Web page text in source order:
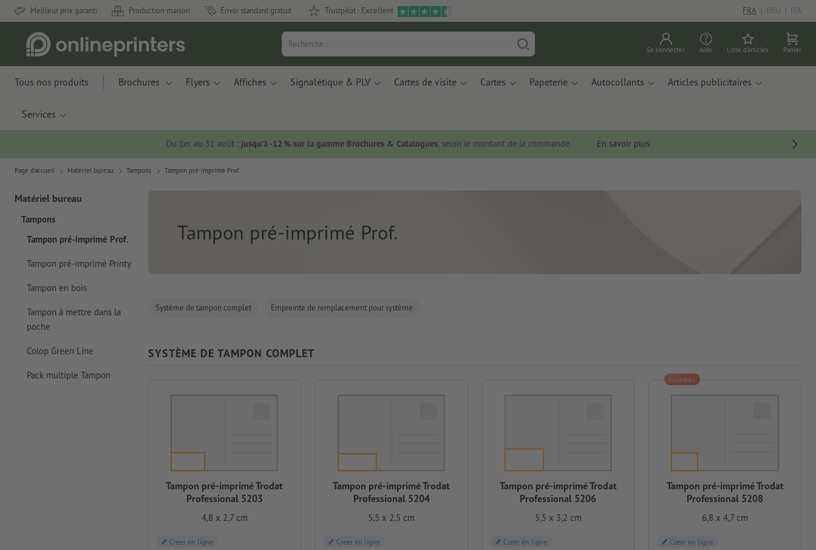
Meilleur prix garanti Production maison Envoi standard gratuit Trustpilot - Excellent FRA | DEU | ITA
Se connecter Aide Liste d'articles Panier
Tous nos produits Brochures Flyers Affiches Signalétique & PLV Cartes de visite Cartes Papeterie Autocollants Articles publicitaires
Services
Du 1er au 31 août : jusqu’à -12 % sur la gamme Brochures & Catalogues, selon le montant de la commande. En savoir plus
Page d'accueil Matériel bureau Tampons Tampon pré-imprimé Prof.
Matériel bureau
Tampons
Tampon pré-imprimé Prof.
Tampon pré-imprimé Printy
Tampon en bois
Tampon à mettre dans la
poche
Colop Green Line
Pack multiple Tampon
Tampon pré-imprimé Prof.
Système de tampon complet Empreinte de remplacement pour système
SYSTÈME DE TAMPON COMPLET
Tampon pré-imprimé Trodat
Professional 5203
4,8 x 2,7 cm
Créer en ligne
Tampon pré-imprimé Trodat
Professional 5204
5,5 x 2,5 cm
Créer en ligne
Tampon pré-imprimé Trodat
Professional 5206
5,5 x 3,2 cm
Créer en ligne
Tampon pré-imprimé Trodat
Professional 5208
6,8 x 4,7 cm
Créer en ligne
nouveau